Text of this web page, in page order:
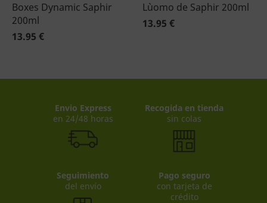
Boxes Dynamic Saphir
200ml
13.95 €
L`uomo de Saphir 200ml
13.95 €
Envio Express
en 24/48 horas
Recogida en tienda
sin colas
Seguimiento
del envío
Pago seguro
con tarjeta de
crédito